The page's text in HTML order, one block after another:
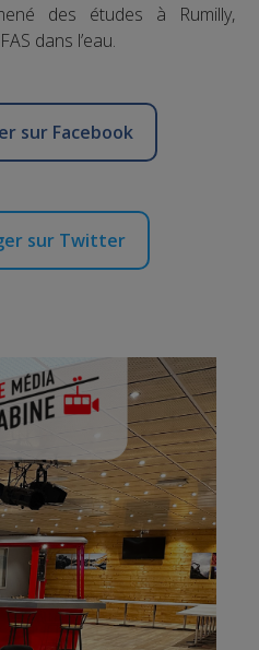
des études à Rumilly,
dans l’eau.
sur Facebook
sur Twitter